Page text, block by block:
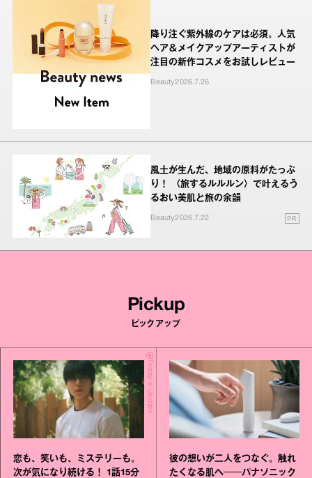
降り注ぐ紫外線のケアは必須。人気
ヘア＆メイクアップアーティストが
注目の新作コスメをお試しレビュー
Beauty2026.7.26
風土が生んだ、地域の原料がたっぷ
り！ 〈旅するルルルン〉で叶えるう
るおい美肌と旅の余韻
Beauty2026.7.22 PR
Pickup
ピックアップ
Today's Update
恋も、笑いも、ミステリーも。
次が気になり続ける！ 1話15分
彼の想いが二人をつなぐ。触れ
たくなる肌へ──パナソニック